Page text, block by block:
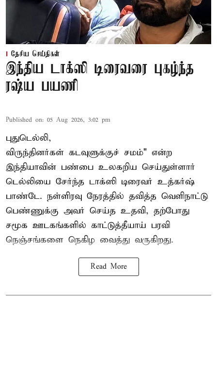
தேசிய செய்திகள்
இந்திய டாக்ஸி டிரைவரை புகழ்ந்த
ரஷ்ய பயணி
Published on: 05 Aug 2026, 3:02 pm
புதுடெல்லி,
விருந்தினர்கள் கடவுளுக்குச் சமம்" என்ற
இந்தியாவின் பண்பை உலகறிய செய்துள்ளார்
டெல்லியை சேர்ந்த டாக்ஸி டிரைவர் உத்கர்ஷ்
பாண்டே. நள்ளிரவு நேரத்தில் தவித்த வெளிநாட்டு
பெண்ணுக்கு அவர் செய்த உதவி, தற்போது
சமூக ஊடகங்களில் காட்டுத்தீயாய் பரவி
நெஞ்சங்களை நெகிழ வைத்து வருகிறது.
Read More